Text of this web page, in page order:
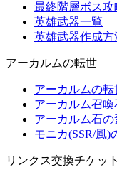
最終階層ボス攻
英雄武器一覧
英雄武器作成方
アーカルムの転世
アーカルムの
アーカルム召
アーカルム石
モニカ(SSR/風)
リンクス交換チケット